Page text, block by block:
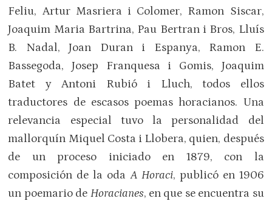
Feliu, Artur Masriera i Colomer, Ramon Siscar,
Joaquim Maria Bartrina, Pau Bertran i Bros, Lluís
B. Nadal, Joan Duran i Espanya, Ramon E.
Bassegoda, Josep Franquesa i Gomis, Joaquim
Batet y Antoni Rubió i Lluch, todos ellos
traductores de escasos poemas horacianos. Una
relevancia especial tuvo la personalidad del
mallorquín Miquel Costa i Llobera, quien, después
de un proceso iniciado en 1879, con la
composición de la odaA Horaci, publicó en 1906
un poemario de Horacianes, en que se encuentra su